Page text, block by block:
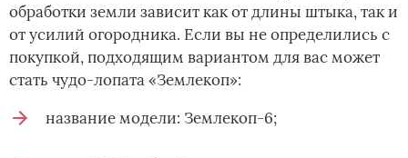
обработки земли зависит как от длины штыка, так и
от усилий огородника. Если вы не определились с
покупкой, подходящим вариантом для вас может
стать чудо-лопата «Землекоп»:
название модели: Землекоп-6;